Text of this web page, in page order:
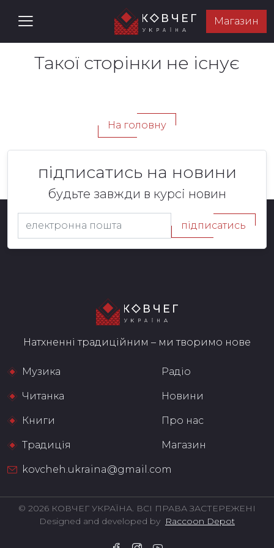
Магазин
Такої сторінки не існує
На головну
підписатись на новини
будьте завжди в курсі новин
підписатись
Натхненні традиційним – ми творимо нове
Музика
Читанка
Книги
Традиція
Радіо
Новини
Про нас
Магазин
kovcheh.ukraina@gmail.com
© 2026 КОВЧЕГ УКРАЇНА. ВСІ ПРАВА ЗАСТЕРЕЖЕНІ
Designed and developed by Raccoon Depot